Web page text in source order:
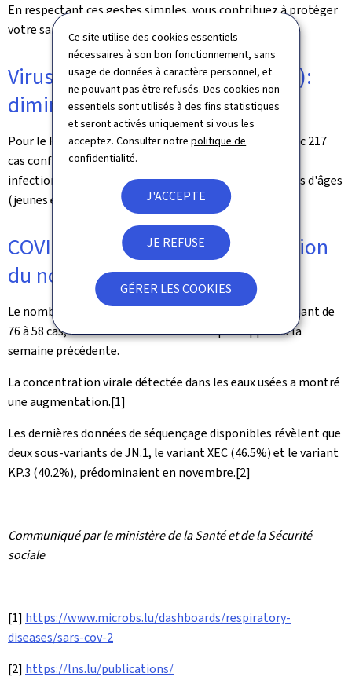
Ce site utilise des cookies essentiels
nécessaires à son bon fonctionnement, sans
usage de données à caractère personnel, et
ne pouvant pas être refusés. Des cookies non
essentiels sont utilisés à des fins statistiques
et seront activés uniquement si vous les
acceptez. Consulter notrepolitique de
confidentialité.
J'ACCEPTE
JE REFUSE
GÉRER LES COOKIES
En respectant ces gestes simples, vous contribuez à protéger
votre santé et celle des autres.
Virus respiratoire syncytial (RSV):
diminution du nombre de cas
Pour le RSV, une diminution de 14% a été observée, avec 217
cas confirmés, contre 252 la semaine précédente. Les
infections touchent essentiellement les deux extrêmes d'âges
(jeunes enfants et personnes au-delà des 80 ans).
COVID-19 / SARS-CoV-2: diminution
du nombre de cas
Le nombre de cas positifs au SARS-CoV-2 diminue, passant de
76 à 58 cas, soit une diminution de 24% par rapport à la
semaine précédente.
La concentration virale détectée dans les eaux usées a montré
une augmentation.[1]
Les dernières données de séquençage disponibles révèlent que
deux sous-variants de JN.1, le variant XEC (46.5%) et le variant
KP.3 (40.2%), prédominaient en novembre.[2]
Communiqué par le ministère de la Santé et de la Sécurité
sociale
[1] https://www.microbs.lu/dashboards/respiratory-
diseases/sars-cov-2
[2] https://lns.lu/publications/